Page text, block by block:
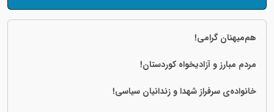
هم‌میهنان گرامی!
مردم مبارز و آزادیخواه کوردستان!
خانوادەی سرفراز شهدا و زندانیان سیاسی!